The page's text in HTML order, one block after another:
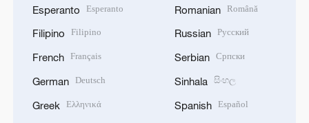
Esperanto Esperanto
Filipino Filipino
French Français
German Deutsch
Greek Ελληνικά
Romanian Română
Russian Русский
Serbian Српски
Sinhala සිංහල
Spanish Español